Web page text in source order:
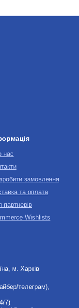
нас
замовлення
та оплата
партнерів
Wishlists
м. Харків
телеграм),
7)